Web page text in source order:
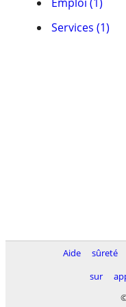
Services (1)
Aide sûreté
sur